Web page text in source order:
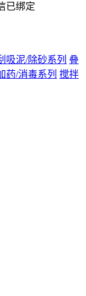
已绑定
吸泥/除砂系列 叠
药/消毒系列 搅拌